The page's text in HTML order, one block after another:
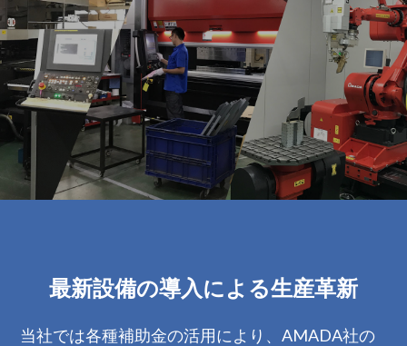
最新設備の導入による生産革新
当社では各種補助金の活用により、AMADA社の